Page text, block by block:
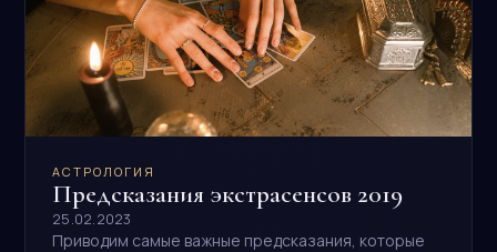
АСТРОЛОГИЯ
Предсказания экстрасенсов 2019
25.02.2023
Приводим самые важные предсказания, которые